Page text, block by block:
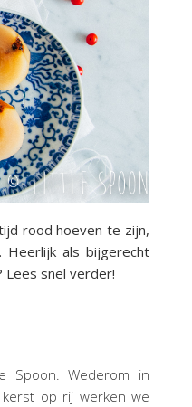
rood hoeven te zijn,
Heerlijk als bijgerecht
snel verder!
Spoon. Wederom in
op rij werken we